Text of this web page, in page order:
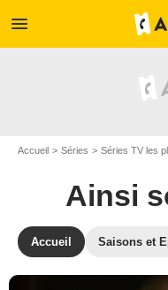
menu
Accueil Séries Séries TV les
Ainsi
Accueil Saisons et